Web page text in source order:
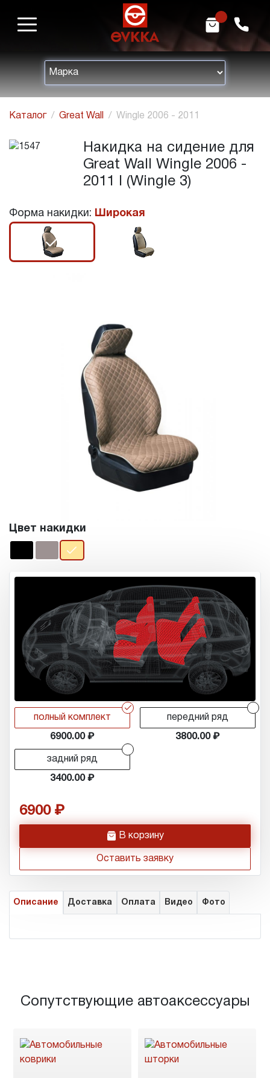
h m
Каталог Great Wall Wingle 2006 - 2011
Накидка на сидение для
Great Wall Wingle 2006 -
2011 I (Wingle 3)
Форма накидки: Широкая
r
Цвет накидки
r
полный комплект
6900.00
передний ряд
3800.00
задний ряд
3400.00
6900
h В корзину
Оставить заявку
Описание Доставка Оплата Видео Фото
Сопутствующие автоаксессуары